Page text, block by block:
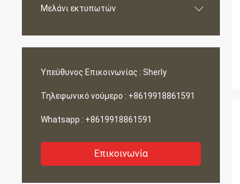
Μελάνι εκτυπωτών
Υπεύθυνος Επικοινωνίας : Sherly
Τηλεφωνικό νούμερο : +8619918861591
Whatsapp : +8619918861591
Επικοινωνία